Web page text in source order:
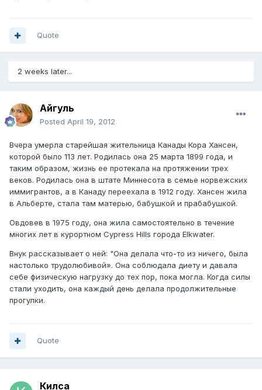
Quote
2 weeks later...
Айгуль
Posted April 19, 2012
Вчера умерла старейшая жительница Канады Кора Хансен,
которой было 113 лет. Родилась она 25 марта 1899 года, и
таким образом, жизнь ее протекала на протяжении трех
веков. Родилась она в штате Миннесота в семье норвежских
иммигрантов, а в Канаду переехала в 1912 году. Хансен жила
в Альберте, стала там матерью, бабушкой и прабабушкой.
Овдовев в 1975 году, она жила самостоятельно в течение
многих лет в курортном Cypress Hills города Elkwater.
Внук рассказывает о ней: "Она делала что-то из ничего, была
настолько трудолюбивой». Она соблюдала диету и давала
себе физическую нагрузку до тех пор, пока могла. Когда силы
стали уходить, она каждый день делала продолжительные
прогулки.
Quote
Килса